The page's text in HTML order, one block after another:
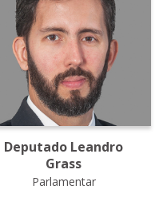
Deputado Leandro
Grass
Parlamentar